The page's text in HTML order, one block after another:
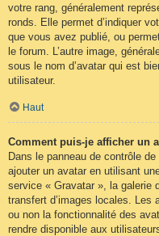
votre rang, généralement
ronds. Elle permet d’indiquer
que vous avez publié, ou
le forum. L’autre image,
sous le nom d’avatar qui est
utilisateur.
Haut
Comment puis-je afficher un
Dans le panneau de contrôle
ajouter un avatar en utilisant
service « Gravatar », la galerie
transfert d’images locales. Les
ou non la fonctionnalité des
rendre disponible aux